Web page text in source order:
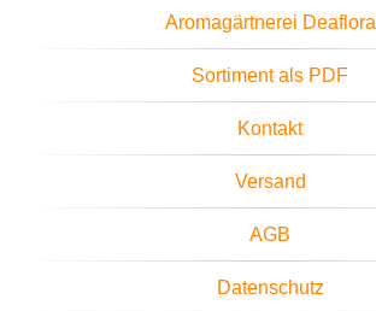
Aromagärtnerei Deaflora
Sortiment als PDF
Kontakt
Versand
AGB
Datenschutz